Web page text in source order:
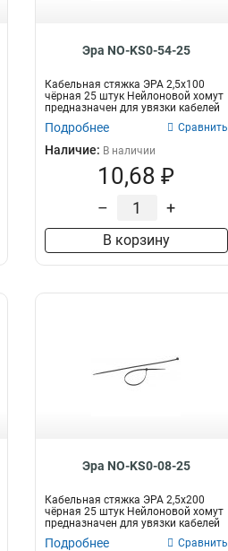
Эра NO-KS0-54-25
Кабельная стяжка ЭРА 2,5х100
чёрная 25 штук Нейлоновой хомут
предназначен для увязки кабелей
Подробнее Сравнить
Наличие: В наличии
10,68 ₽
– +
В корзину
Эра NO-KS0-08-25
Кабельная стяжка ЭРА 2,5х200
чёрная 25 штук Нейлоновой хомут
предназначен для увязки кабелей
Подробнее Сравнить